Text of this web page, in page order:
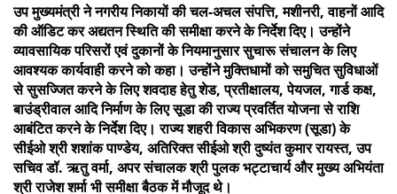
उप मुख्यमंत्री ने नगरीय निकायों की चल-अचल संपत्ति, मशीनरी, वाहनों आदि
की ऑडिट कर अद्यतन स्थिति की समीक्षा करने के निर्देश दिए। उन्होंने
व्यावसायिक परिसरों एवं दुकानों के नियमानुसार सुचारू संचालन के लिए
आवश्यक कार्यवाही करने को कहा। उन्होंने मुक्तिधामों को समुचित सुविधाओं
से सुसज्जित करने के लिए शवदाह हेतु शेड, प्रतीक्षालय, पेयजल, गार्ड कक्ष,
बाउंड्रीवाल आदि निर्माण के लिए सूडा की राज्य प्रवर्तित योजना से राशि
आबंटित करने के निर्देश दिए। राज्य शहरी विकास अभिकरण (सूडा) के
सीईओ श्री शशांक पाण्डेय, अतिरिक्त सीईओ श्री दुष्यंत कुमार रायस्त, उप
सचिव डॉ. ऋतु वर्मा, अपर संचालक श्री पुलक भट्टाचार्य और मुख्य अभियंता
श्री राजेश शर्मा भी समीक्षा बैठक में मौजूद थे।